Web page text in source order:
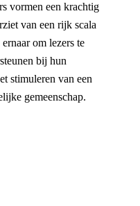
vormen een krachtig
van een rijk scala
om lezers te
bij hun
stimuleren van een
gemeenschap.